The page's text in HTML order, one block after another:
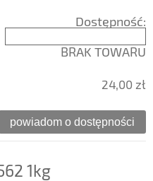
Dostępność:
BRAK TOWARU
24,00 zł
powiadom o dostępności
1kg